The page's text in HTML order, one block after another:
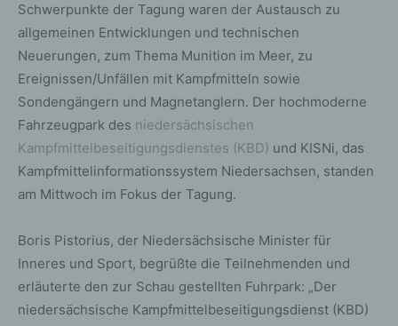
Schwerpunkte der Tagung waren der Austausch zu
allgemeinen Entwicklungen und technischen
Neuerungen, zum Thema Munition im Meer, zu
Ereignissen/Unfällen mit Kampfmitteln sowie
Sondengängern und Magnetanglern. Der hochmoderne
Fahrzeugpark des niedersächsischen
Kampfmittelbeseitigungsdienstes (KBD) und KISNi, das
Kampfmittelinformationssystem Niedersachsen, standen
am Mittwoch im Fokus der Tagung.
Boris Pistorius, der Niedersächsische Minister für
Inneres und Sport, begrüßte die Teilnehmenden und
erläuterte den zur Schau gestellten Fuhrpark: „Der
niedersächsische Kampfmittelbeseitigungsdienst (KBD)